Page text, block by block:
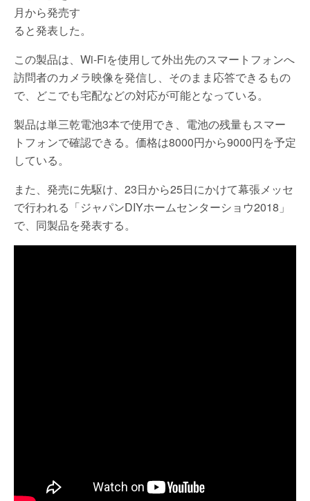
月から発売す
ると発表した。
この製品は、Wi-Fiを使用して外出先のスマートフォンへ
訪問者のカメラ映像を発信し、そのまま応答できるもの
で、どこでも宅配などの対応が可能となっている。
製品は単三乾電池3本で使用でき、電池の残量もスマー
トフォンで確認できる。価格は8000円から9000円を予定
している。
また、発売に先駆け、23日から25日にかけて幕張メッセ
で行われる「ジャパンDIYホームセンターショウ2018」
で、同製品を発表する。